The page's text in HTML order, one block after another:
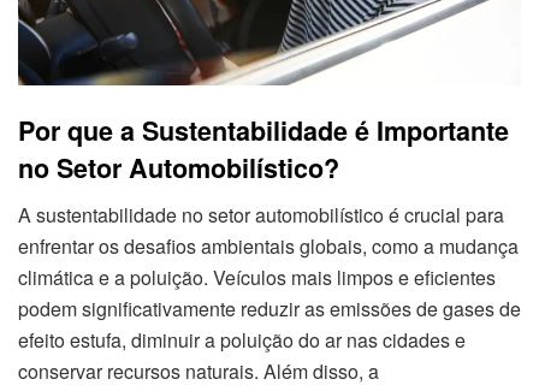
Por que a Sustentabilidade é Importante
no Setor Automobilístico?
A sustentabilidade no setor automobilístico é crucial para
enfrentar os desafios ambientais globais, como a mudança
climática e a poluição. Veículos mais limpos e eficientes
podem significativamente reduzir as emissões de gases de
efeito estufa, diminuir a poluição do ar nas cidades e
conservar recursos naturais. Além disso, a